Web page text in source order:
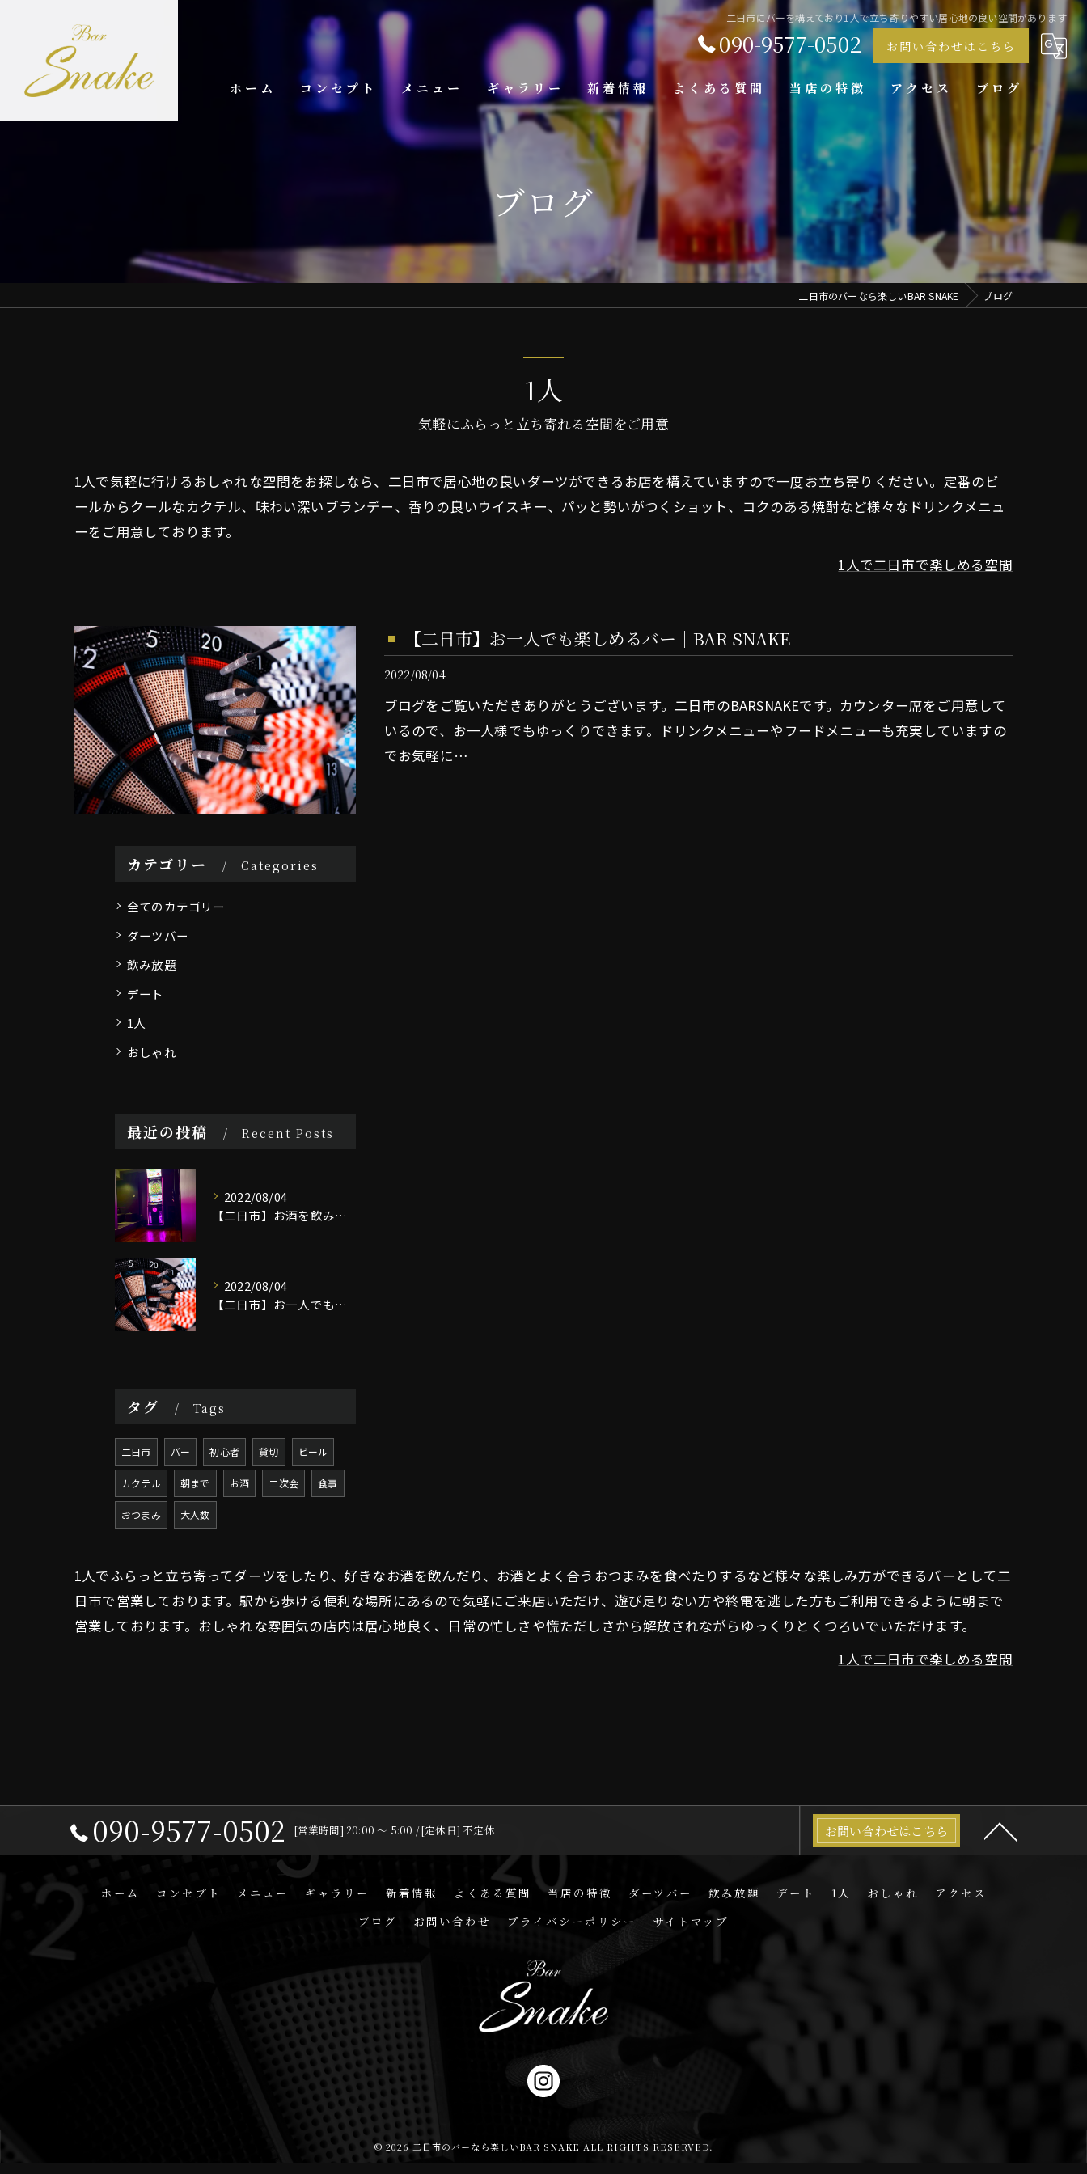
二日市にバーを構えており1人で立ち寄りやすい居心地の良い空間があります
090-9577-0502 お問い合わせはこちら
ホーム コンセプト メニュー ギャラリー 新着情報 よくある質問 当店の特徴
ダーツバー
飲み放題
デート
1人
おしゃれ
アクセス ブログ
ブログ
二日市のバーなら楽しいBAR SNAKE ブログ
1人
気軽にふらっと立ち寄れる空間をご用意
1人で気軽に行けるおしゃれな空間をお探しなら、二日市で居心地の良いダーツができるお店を構えていますので一度お立ち寄りください。定番のビ
ールからクールなカクテル、味わい深いブランデー、香りの良いウイスキー、パッと勢いがつくショット、コクのある焼酎など様々なドリンクメニュ
ーをご用意しております。
1人で二日市で楽しめる空間
【二日市】お一人でも楽しめるバー｜BAR SNAKE
2022/08/04
ブログをご覧いただきありがとうございます。二日市のBARSNAKEです。カウンター席をご用意して
いるので、お一人様でもゆっくりできます。ドリンクメニューやフードメニューも充実していますの
でお気軽に…
カテゴリー Categories
全てのカテゴリー
ダーツバー
飲み放題
デート
1人
おしゃれ
最近の投稿 Recent Posts
2022/08/04
【二日市】お酒を飲みながらダーツを楽しむなら/BAR SNAKEへ
2022/08/04
【二日市】お一人でも楽しめるバー｜BAR SNAKE
タグ Tags
二日市 バー 初心者 貸切 ビール
カクテル 朝まで お酒 二次会 食事
おつまみ 大人数
1人でふらっと立ち寄ってダーツをしたり、好きなお酒を飲んだり、お酒とよく合うおつまみを食べたりするなど様々な楽しみ方ができるバーとして二
日市で営業しております。駅から歩ける便利な場所にあるので気軽にご来店いただけ、遊び足りない方や終電を逃した方もご利用できるように朝まで
営業しております。おしゃれな雰囲気の店内は居心地良く、日常の忙しさや慌ただしさから解放されながらゆっくりとくつろいでいただけます。
1人で二日市で楽しめる空間
090-9577-0502 [営業時間] 20:00 〜 5:00 / [定休日] 不定休 お問い合わせはこちら
ホーム コンセプト メニュー ギャラリー 新着情報 よくある質問 当店の特徴 ダーツバー 飲み放題 デート 1人 おしゃれ
アクセス
ブログ
お問い合わせ プライバシーポリシー サイトマップ
© 2026 二日市のバーなら楽しいBAR SNAKE ALL RIGHTS RESERVED.